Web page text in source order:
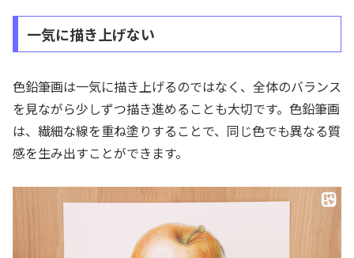
一気に描き上げない
色鉛筆画は一気に描き上げるのではなく、全体のバランス
を見ながら少しずつ描き進めることも大切です。色鉛筆画
は、繊細な線を重ね塗りすることで、同じ色でも異なる質
感を生み出すことができます。